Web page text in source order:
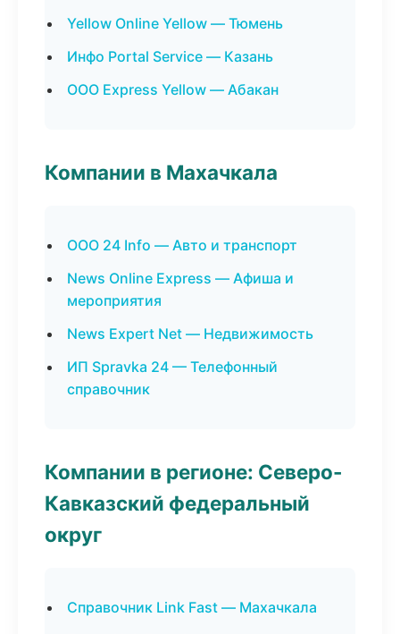
Yellow Online Yellow — Тюмень
Инфо Portal Service — Казань
ООО Express Yellow — Абакан
Компании в Махачкала
ООО 24 Info — Авто и транспорт
News Online Express — Афиша и
мероприятия
News Expert Net — Недвижимость
ИП Spravka 24 — Телефонный
справочник
Компании в регионе: Северо-
Кавказский федеральный
округ
Справочник Link Fast — Махачкала